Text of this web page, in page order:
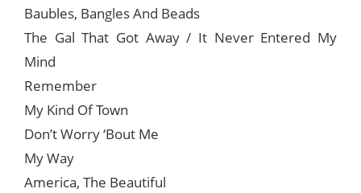
Baubles, Bangles And Beads
The Gal That Got Away / It Never Entered My
Mind
Remember
My Kind Of Town
Don’t Worry ‘Bout Me
My Way
America, The Beautiful